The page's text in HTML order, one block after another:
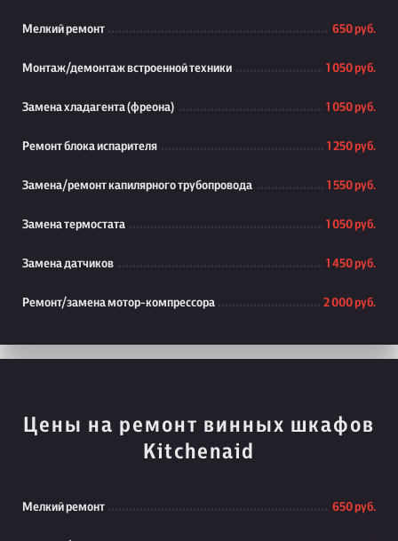
Мелкий ремонт 650 руб.
Монтаж/демонтаж встроенной техники 1 050 руб.
Замена хладагента (фреона) 1 050 руб.
Ремонт блока испарителя 1 250 руб.
Замена/ремонт капилярного трубопровода 1 550 руб.
Замена термостата 1 050 руб.
Замена датчиков 1 450 руб.
Ремонт/замена мотор-компрессора 2 000 руб.
Цены на ремонт винных шкафов
Kitchenaid
Мелкий ремонт 650 руб.